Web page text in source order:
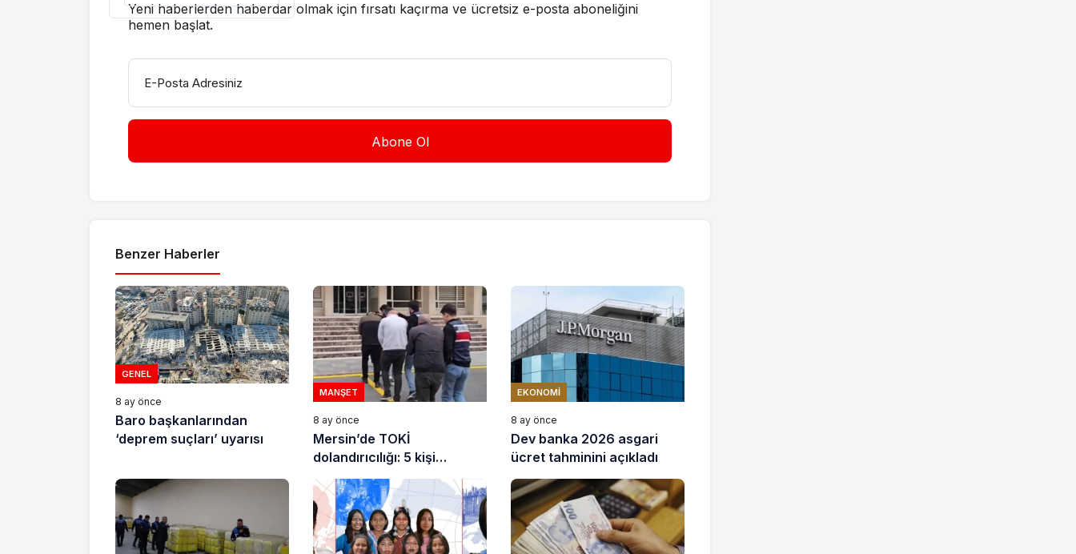
Yeni haberlerden haberdar olmak için fırsatı kaçırma ve ücretsiz e-posta aboneliğini
hemen başlat.
E-Posta Adresiniz
Benzer Haberler
GENEL
8 ay önce
Baro başkanlarından
‘deprem suçları’ uyarısı
MANŞET
8 ay önce
Mersin’de TOKİ
dolandırıcılığı: 5 kişi
tutuklandı
EKONOMI
8 ay önce
Dev banka 2026 asgari
ücret tahminini açıkladı